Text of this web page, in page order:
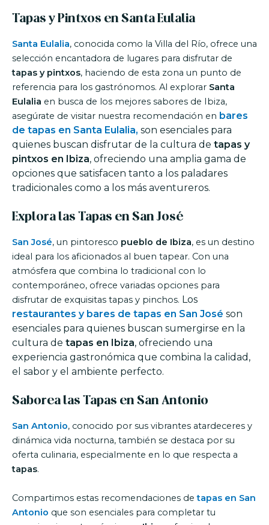
Tapas y Pintxos en Santa Eulalia
Santa Eulalia, conocida como la Villa del Río, ofrece una
selección encantadora de lugares para disfrutar de
tapas y pintxos, haciendo de esta zona un punto de
referencia para los gastrónomos. Al explorar Santa
Eulalia en busca de los mejores sabores de Ibiza,
asegúrate de visitar nuestra recomendación en bares
de tapas en Santa Eulalia, son esenciales para
quienes buscan disfrutar de la cultura de tapas y
pintxos en Ibiza, ofreciendo una amplia gama de
opciones que satisfacen tanto a los paladares
tradicionales como a los más aventureros.
Explora las Tapas en San José
San José, un pintoresco pueblo de Ibiza, es un destino
ideal para los aficionados al buen tapear. Con una
atmósfera que combina lo tradicional con lo
contemporáneo, ofrece variadas opciones para
disfrutar de exquisitas tapas y pinchos. Los
restaurantes y bares de tapas en San José son
esenciales para quienes buscan sumergirse en la
cultura de tapas en Ibiza, ofreciendo una
experiencia gastronómica que combina la calidad,
el sabor y el ambiente perfecto.
Saborea las Tapas en San Antonio
San Antonio, conocido por sus vibrantes atardeceres y
dinámica vida nocturna, también se destaca por su
oferta culinaria, especialmente en lo que respecta a
tapas.
Compartimos estas recomendaciones detapas en San
Antonio que son esenciales para completar tu